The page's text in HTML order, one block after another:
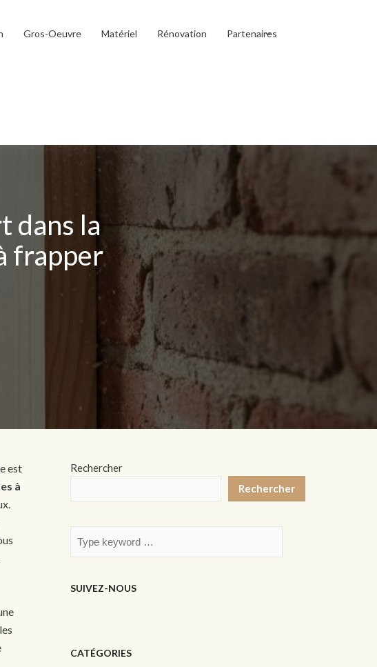
Gros-Oeuvre Matériel Rénovation Partenaires
dans la
frapper
est
à
Rechercher
Rechercher
SUIVEZ-NOUS
CATÉGORIES